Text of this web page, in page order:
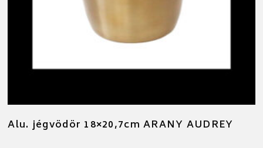
Alu. jégvödör 18×20,7cm ARANY AUDREY